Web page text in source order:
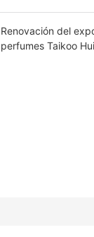
Renovación del
perfumes Taikoo